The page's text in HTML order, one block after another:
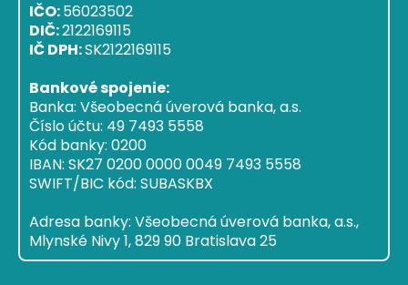
IČO:56023502
DIČ:2122169115
IČ DPH:SK2122169115
Bankové spojenie:
Banka: Všeobecná úverová banka, a.s.
Číslo účtu: 49 7493 5558
Kód banky: 0200
IBAN: SK27 0200 0000 0049 7493 5558
SWIFT/BIC kód: SUBASKBX
Adresa banky: Všeobecná úverová banka, a.s.,
Mlynské Nivy 1, 829 90 Bratislava 25